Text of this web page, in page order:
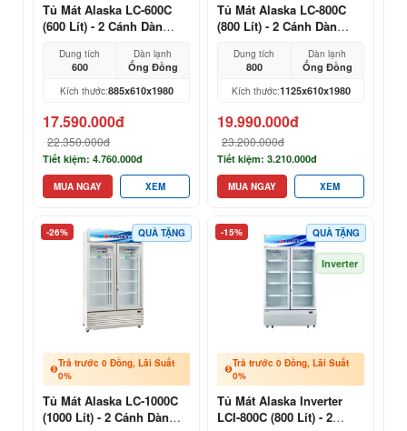
Tủ Mát Alaska LC-600C
(600 Lít) - 2 Cánh Dàn
Dung tích
600
Dàn lạnh
Ống Đồng
Kích thước:885x610x1980
17.590.000đ
22.350.000đ
Tiết kiệm: 4.760.000đ
MUA NGAY XEM
Tủ Mát Alaska LC-800C
(800 Lít) - 2 Cánh Dàn
Dung tích
800
Dàn lạnh
Ống Đồng
Kích thước:1125x610x1980
19.990.000đ
23.200.000đ
Tiết kiệm: 3.210.000đ
MUA NGAY XEM
-26% QUÀ TẶNG
Trả trước 0 Đồng, Lãi Suất
0%
Tủ Mát Alaska LC-1000C
(1000 Lít) - 2 Cánh Dàn
-15% QUÀ TẶNG
Inverter
Trả trước 0 Đồng, Lãi Suất
0%
Tủ Mát Alaska Inverter
LCI-800C (800 Lít) - 2